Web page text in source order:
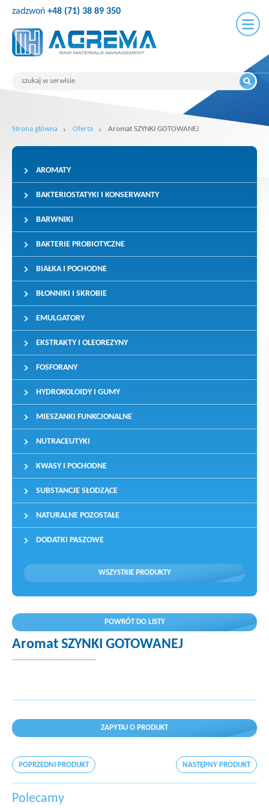
zadzwoń +48 (71) 38 89 350
Strona główna Oferta Aromat SZYNKI GOTOWANEJ
AROMATY
BAKTERIOSTATYKI I KONSERWANTY
BARWNIKI
BAKTERIE PROBIOTYCZNE
BIAŁKA I POCHODNE
BŁONNIKI I SKROBIE
EMULGATORY
EKSTRAKTY I OLEOREZYNY
FOSFORANY
HYDROKOLOIDY I GUMY
MIESZANKI FUNKCJONALNE
NUTRACEUTYKI
KWASY I POCHODNE
SUBSTANCJE SŁODZĄCE
NATURALNE POZOSTAŁE
DODATKI PASZOWE
WSZYSTKIE PRODUKTY
POWRÓT DO LISTY
Aromat SZYNKI GOTOWANEJ
ZAPYTAJ O PRODUKT
POPRZEDNI PRODUKT NASTĘPNY PRODUKT
Polecamy